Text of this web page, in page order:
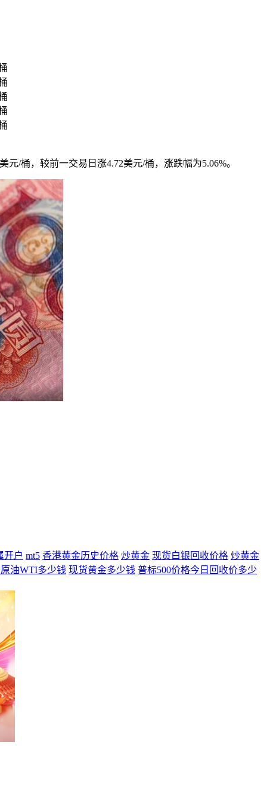
/桶，较前一交易日涨4.72美元/桶，涨跌幅为5.06%。
开户 mt5 香港黄金历史价格 炒黄金 现货白银回收价格 炒黄金
油WTI多少钱 现货黄金多少钱 普标500价格今日回收价多少